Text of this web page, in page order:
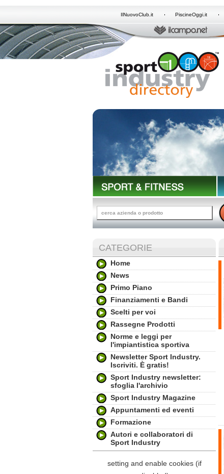
IlNuovoClub.it PiscineOggi.it
CATEGORIE
Home
News
Primo Piano
Finanziamenti e Bandi
Scelti per voi
Rassegne Prodotti
Norme e leggi per
l'impiantistica sportiva
Newsletter Sport Industry.
Iscriviti. È gratis!
Sport Industry newsletter:
sfoglia l'archivio
Sport Industry Magazine
Appuntamenti ed eventi
Formazione
Autori e collaboratori di
Sport Industry